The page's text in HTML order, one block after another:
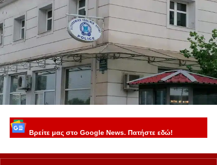
Βρείτε μας στο Google News. Πατήστε εδώ!